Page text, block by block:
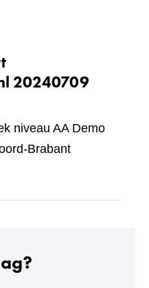
20240709
niveau AA Demo
Brabant